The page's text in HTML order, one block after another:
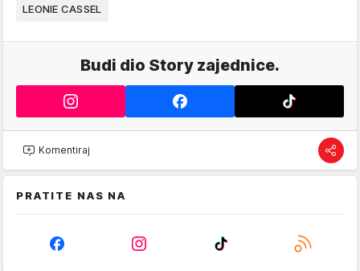
LEONIE CASSEL
Budi dio Story zajednice.
Komentiraj
PRATITE NAS NA